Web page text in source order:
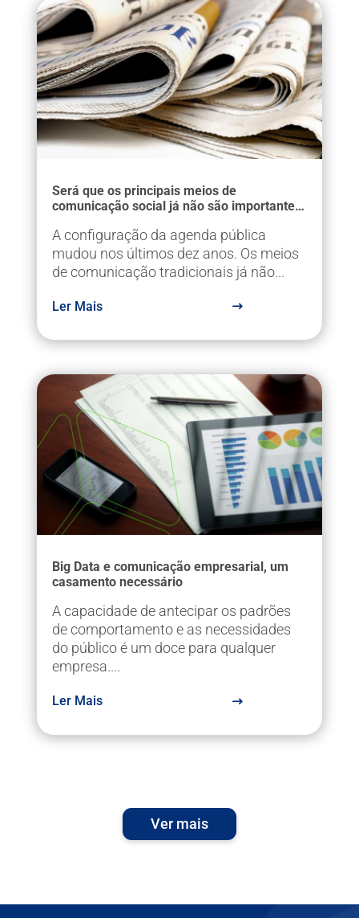
Será que os principais meios de
comunicação social já não são importantes
A configuração da agenda pública
mudou nos últimos dez anos. Os meios
de comunicação tradicionais já não...
Ler Mais
Big Data e comunicação empresarial, um
casamento necessário
A capacidade de antecipar os padrões
de comportamento e as necessidades
do público é um doce para qualquer
empresa....
Ler Mais
Ver mais